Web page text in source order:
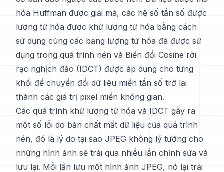
hóa Huffman được giải mã, các hệ số tần số được
lượng tử hóa được khử lượng tử hóa bằng cách
sử dụng cùng các bảng lượng tử hóa đã được sử
dụng trong quá trình nén và Biến đổi Cosine rời
rạc nghịch đảo (IDCT) được áp dụng cho từng
khối để chuyển đổi dữ liệu miền tần số trở lại
thành các giá trị pixel miền không gian.
Các quá trình khử lượng tử hóa và IDCT gây ra
một số lỗi do bản chất mất dữ liệu của quá trình
nén, đó là lý do tại sao JPEG không lý tưởng cho
những hình ảnh sẽ trải qua nhiều lần chỉnh sửa và
lưu lại. Mỗi lần lưu một hình ảnh JPEG, nó lại trải